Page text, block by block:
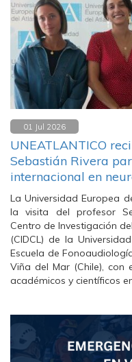
01 Jul 2026
UNEATLANTICO
Sebastián Rivera
internacional en
La Universidad Europea
la visita del profesor
Centro de Investigación
(CIDCL) de la
Escuela de
Viña del Mar (Chile), con
académicos y científicos